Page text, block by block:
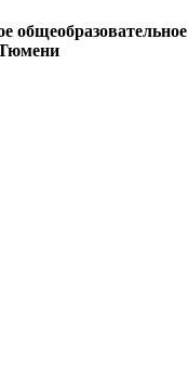
общеобразовательное